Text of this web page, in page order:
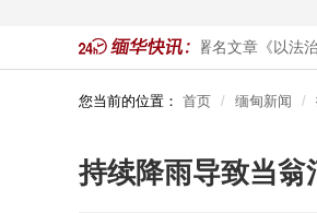
马珈大使在缅甸官媒发表署名文章《以法治
您当前的位置： 首页 缅甸新闻
持续降雨导致当翁